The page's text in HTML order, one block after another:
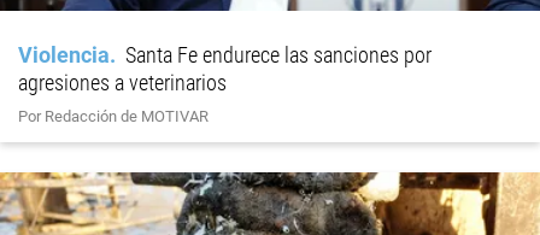
Violencia
Santa Fe endurece las sanciones por
agresiones a veterinarios
Por Redacción de MOTIVAR